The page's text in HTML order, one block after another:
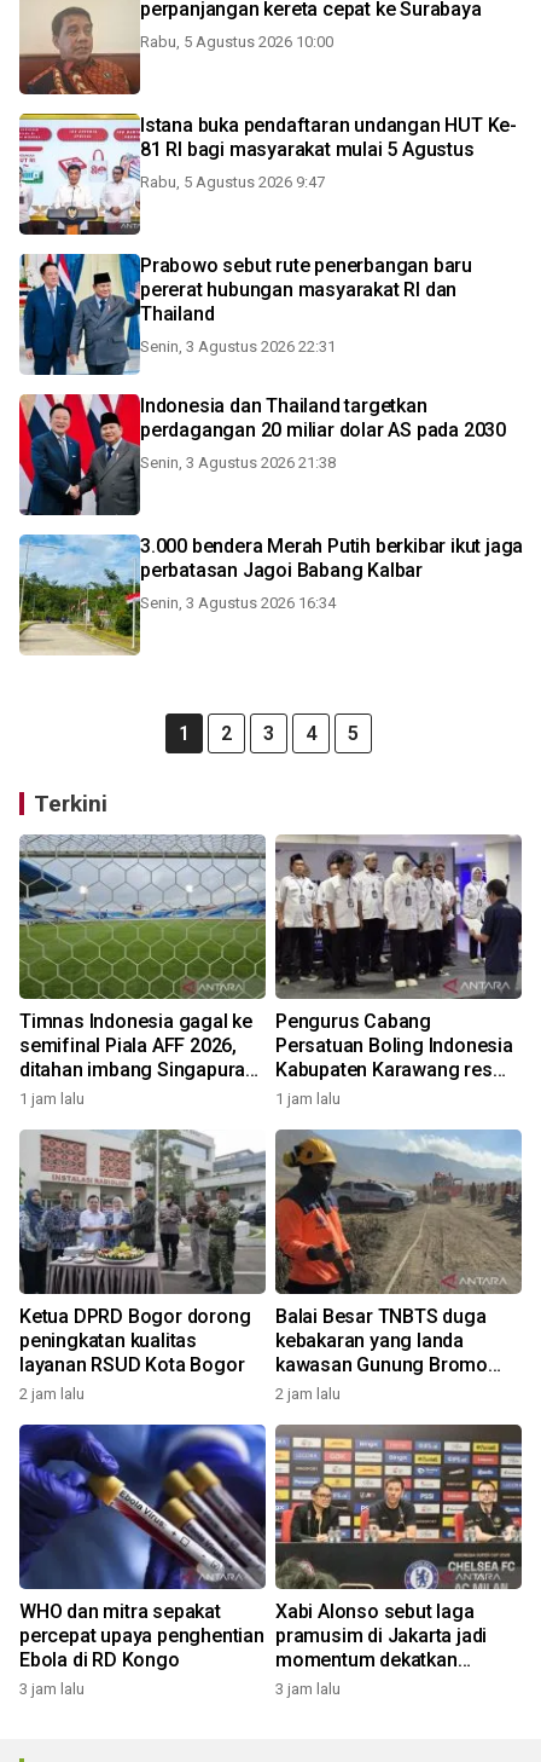
perpanjangan kereta cepat ke Surabaya
Rabu, 5 Agustus 2026 10:00
Istana buka pendaftaran undangan HUT Ke-
81 RI bagi masyarakat mulai 5 Agustus
Rabu, 5 Agustus 2026 9:47
Prabowo sebut rute penerbangan baru
pererat hubungan masyarakat RI dan
Thailand
Senin, 3 Agustus 2026 22:31
Indonesia dan Thailand targetkan
perdagangan 20 miliar dolar AS pada 2030
Senin, 3 Agustus 2026 21:38
3.000 bendera Merah Putih berkibar ikut jaga
perbatasan Jagoi Babang Kalbar
Senin, 3 Agustus 2026 16:34
1 2 3 4 5
Terkini
Timnas Indonesia gagal ke
semifinal Piala AFF 2026,
ditahan imbang Singapura
1-1
1 jam lalu
Pengurus Cabang
Persatuan Boling Indonesia
Kabupaten Karawang resmi
terbentuk
1 jam lalu
Ketua DPRD Bogor dorong
peningkatan kualitas
layanan RSUD Kota Bogor
2 jam lalu
Balai Besar TNBTS duga
kebakaran yang landa
kawasan Gunung Bromo
karena aktivitas manusia
2 jam lalu
WHO dan mitra sepakat
percepat upaya penghentian
Ebola di RD Kongo
3 jam lalu
Xabi Alonso sebut laga
pramusim di Jakarta jadi
momentum dekatkan
Chelsea dengan penggemar
3 jam lalu